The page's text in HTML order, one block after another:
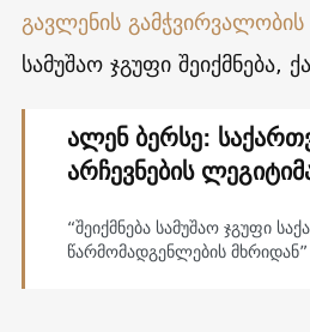
გავლენის გამჭვირვალობის
სამუშაო ჯგუფი
ალენ ბერსე:
არჩევნების
“შეიქმნება სამუშაო ჯგუფი
წარმომადგენლების მხრიდან”